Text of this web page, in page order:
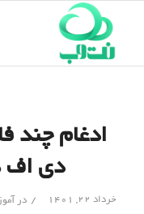
دی اف
خرداد ۲۲, ۱۴۰۱ / در